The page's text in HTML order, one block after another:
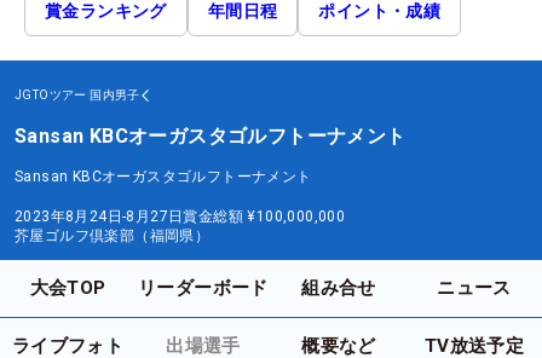
賞金ランキング 年間日程 ポイント・成績
JGTOツアー 国内男子
Sansan KBCオーガスタゴルフトーナメント
Sansan KBCオーガスタゴルフトーナメント
2023年8月24日-8月27日賞金総額 ¥100,000,000
芥屋ゴルフ倶楽部（福岡県）
大会TOP リーダーボード 組み合せ ニュース
ライブフォト 出場選手 概要など TV放送予定